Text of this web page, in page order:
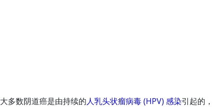
大多数阴道癌是由持续的人乳头状瘤病毒 (HPV) 感染引起的，